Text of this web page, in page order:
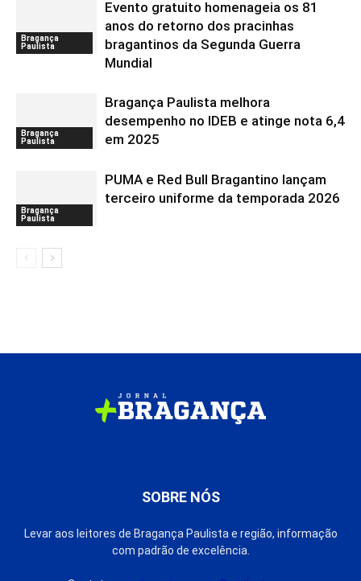
Bragança
Paulista
Evento gratuito homenageia os 81
anos do retorno dos pracinhas
bragantinos da Segunda Guerra
Mundial
Bragança
Paulista
Bragança Paulista melhora
desempenho no IDEB e atinge nota 6,4
em 2025
Bragança
Paulista
PUMA e Red Bull Bragantino lançam
terceiro uniforme da temporada 2026
SOBRE NÓS
Levar aos leitores de Bragança Paulista e região, informação
com padrão de excelência.